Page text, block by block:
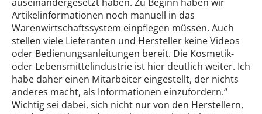
Artikelinformationen noch manuell in das
Warenwirtschaftssystem einpflegen müssen. Auch
stellen viele Lieferanten und Hersteller keine Videos
oder Bedienungsanleitungen bereit. Die Kosmetik-
oder Lebensmittelindustrie ist hier deutlich weiter. Ich
habe daher einen Mitarbeiter eingestellt, der nichts
anderes macht, als Informationen einzufordern.“
Wichtig sei dabei, sich nicht nur von den Herstellern,